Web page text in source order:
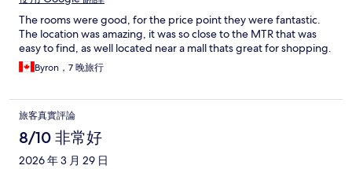
The rooms were good, for the price point they were fantastic.
The location was amazing, it was so close to the MTR that was
easy to find, as well located near a mall thats great for shopping.
Byron，7 晚旅行
旅客真實評論
8/10 非常好
2026 年 3 月 29 日